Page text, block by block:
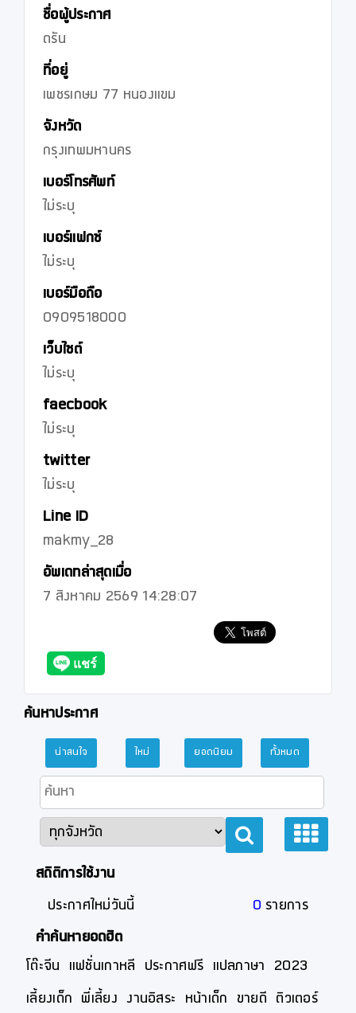
ชื่อผู้ประกาศ
ดรัน
ที่อยู่
เพชรเกษม 77 หนองแขม
จังหวัด
กรุงเทพมหานคร
เบอร์โทรศัพท์
ไม่ระบุ
เบอร์แฟกซ์
ไม่ระบุ
เบอร์มือถือ
0909518000
เว็บไซต์
ไม่ระบุ
faecbook
ไม่ระบุ
twitter
ไม่ระบุ
Line ID
makmy_28
อัพเดทล่าสุดเมื่อ
7 สิงหาคม 2569 14:28:07
ค้นหาประกาศ
น่าสนใจ ใหม่ ยอดนิยม ทั้งหมด
สถิติการใช้งาน
ประกาศใหม่วันนี้ 0 รายการ
คำค้นหายอดฮิต
โต๊ะจีน
แฟชั่นเกาหลี ประกาศฟรี แปลภาษา 2023
เลี้ยงเด็ก พี่เลี้ยง งานอิสระ หน้าเด็ก ขายดี ติวเตอร์